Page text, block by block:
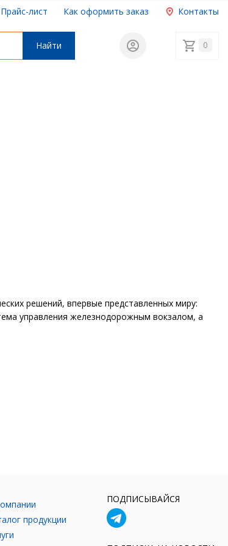
Прайс-лист Как оформить заказ Контакты
0
Найти
решений, впервые представленных миру:
управления железнодорожным вокзалом, а
продукции
ПОДПИСЫВАЙСЯ